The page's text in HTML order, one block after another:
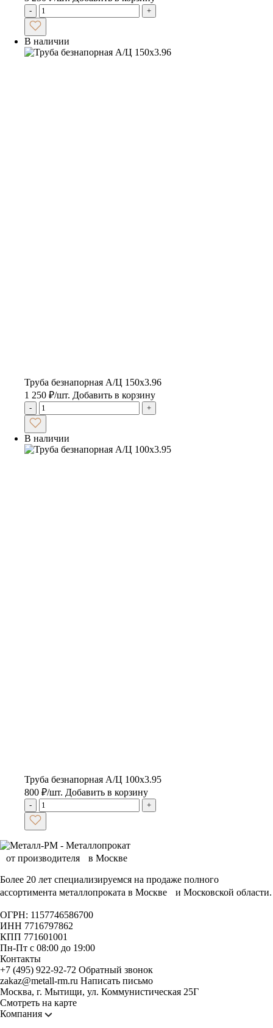
- +
В наличии
Труба безнапорная А/Ц 150х3.96
1 250 ₽/шт. Добавить в корзину
- +
В наличии
Труба безнапорная А/Ц 100х3.95
800 ₽/шт. Добавить в корзину
- +
Более 20 лет специализируемся на продаже полного
ассортимента металлопроката в Москве и Московской области.
ОГРН: 1157746586700
ИНН 7716797862
КПП 771601001
Пн-Пт с 08:00 до 19:00
Контакты
+7 (495) 922-92-72 Обратный звонок
zakaz@metall-rm.ru Написать письмо
Москва, г. Мытищи, ул. Коммунистическая 25Г
Смотреть на карте
Компания